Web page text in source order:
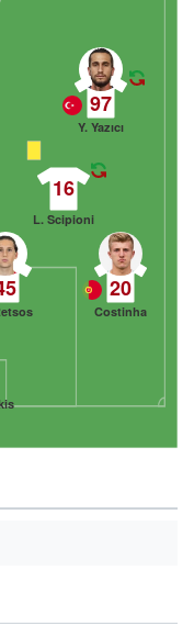
20
Costinha
16
L. Scipioni
97
Y. Yazıcı